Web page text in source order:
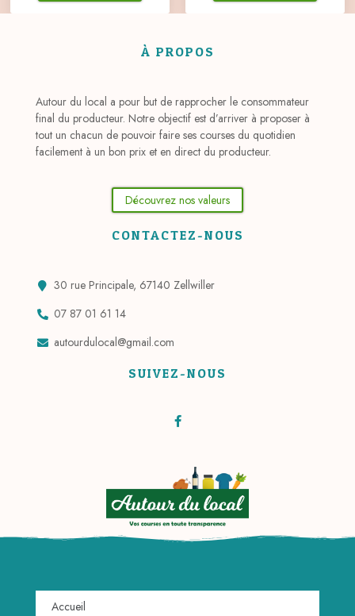
À PROPOS
Autour du local a pour but de rapprocher le consommateur
final du producteur. Notre objectif est d’arriver à proposer à
tout un chacun de pouvoir faire ses courses du quotidien
facilement à un bon prix et en direct du producteur.
Découvrez nos valeurs
CONTACTEZ-NOUS
30 rue Principale, 67140 Zellwiller
07 87 01 61 14
autourdulocal@gmail.com
SUIVEZ-NOUS
Accueil